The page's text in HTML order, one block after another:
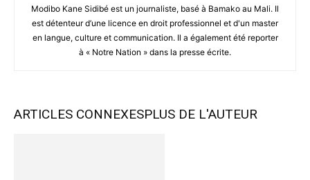
Modibo Kane Sidibé est un journaliste, basé à Bamako au Mali. Il
est détenteur d’une licence en droit professionnel et d'un master
en langue, culture et communication. Il a également été reporter
à « Notre Nation » dans la presse écrite.
ARTICLES CONNEXESPLUS DE L'AUTEUR